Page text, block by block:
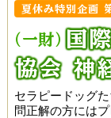
夏休み特別企画
(一財) 国
協会 神
セラピードッグ
問正解の方には